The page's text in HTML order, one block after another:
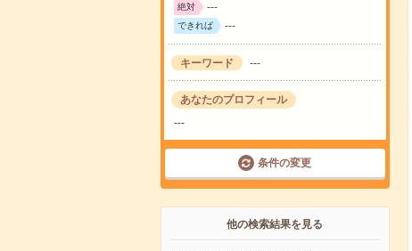
絶対 ---
できれば ---
キーワード ---
あなたのプロフィール
---
条件の変更
他の検索結果を見る